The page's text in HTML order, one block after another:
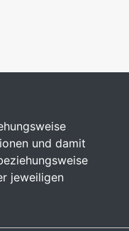
und damit
jeweiligen